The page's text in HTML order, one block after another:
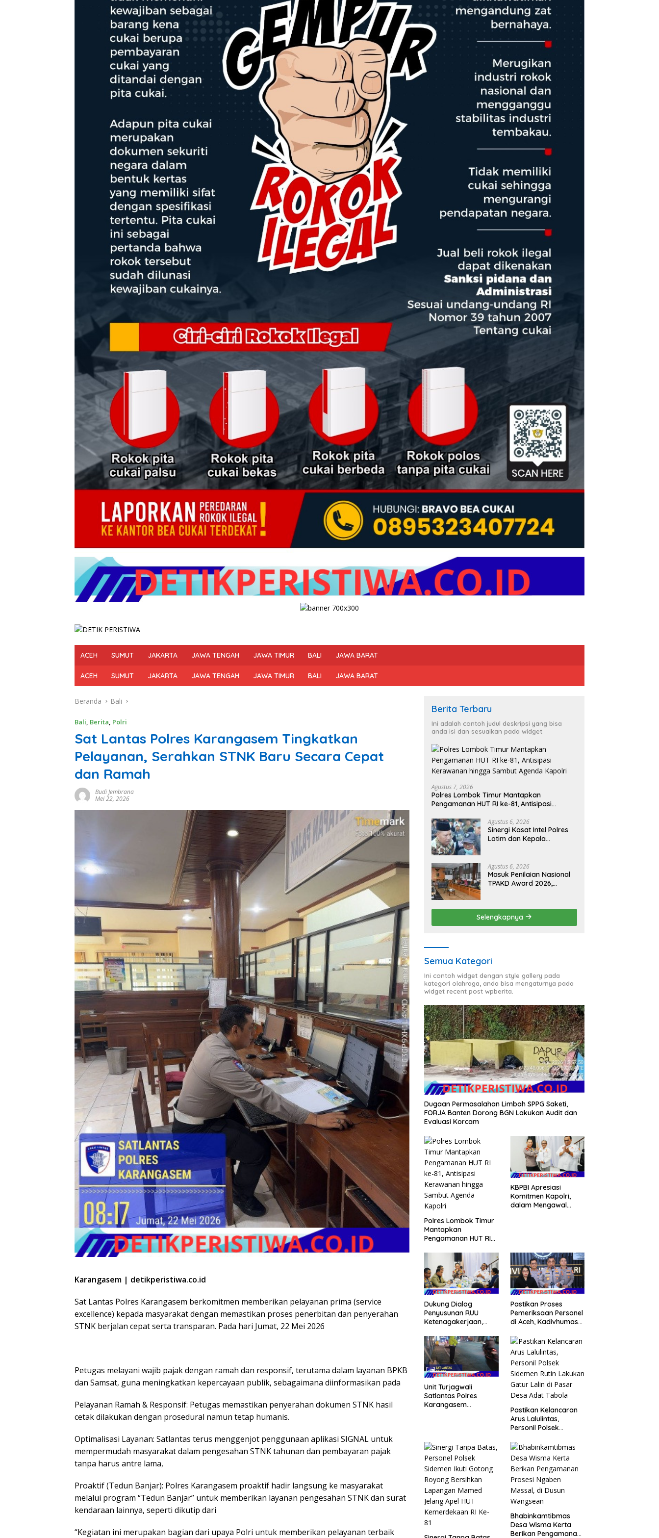
ACEH SUMUT JAKARTA JAWA TENGAH JAWA TIMUR BALI JAWA BARAT
ACEH SUMUT JAKARTA JAWA TENGAH JAWA TIMUR BALI JAWA BARAT
Beranda Bali
Bali, Berita, Polri
Sat Lantas Polres Karangasem Tingkatkan
Pelayanan, Serahkan STNK Baru Secara Cepat
dan Ramah
Budi Jembrana
Mei 22, 2026
Karangasem | detikperistiwa.co.id
Sat Lantas Polres Karangasem berkomitmen memberikan pelayanan prima (service
excellence) kepada masyarakat dengan memastikan proses penerbitan dan penyerahan
STNK berjalan cepat serta transparan. Pada hari Jumat, 22 Mei 2026
Petugas melayani wajib pajak dengan ramah dan responsif, terutama dalam layanan BPKB
dan Samsat, guna meningkatkan kepercayaan publik, sebagaimana diinformasikan pada
Pelayanan Ramah & Responsif: Petugas memastikan penyerahan dokumen STNK hasil
cetak dilakukan dengan prosedural namun tetap humanis.
Optimalisasi Layanan: Satlantas terus menggenjot penggunaan aplikasi SIGNAL untuk
mempermudah masyarakat dalam pengesahan STNK tahunan dan pembayaran pajak
tanpa harus antre lama,
Proaktif (Tedun Banjar): Polres Karangasem proaktif hadir langsung ke masyarakat
melalui program “Tedun Banjar” untuk memberikan layanan pengesahan STNK dan surat
kendaraan lainnya, seperti dikutip dari
“Kegiatan ini merupakan bagian dari upaya Polri untuk memberikan pelayanan terbaik
Berita Terbaru
Ini adalah contoh judul deskripsi yang bisa
anda isi dan sesuaikan pada widget
Agustus 7, 2026
Polres Lombok Timur Mantapkan
Pengamanan HUT RI ke-81, Antisipasi
Agustus 6, 2026
Sinergi Kasat Intel Polres
Lotim dan Kepala
Masyarakat
Agustus 6, 2026
Masuk Penilaian Nasional
TPAKD Award 2026,
untuk Dongkrak
Kesejahteraan Warga
Selengkapnya
Semua Kategori
Ini contoh widget dengan style gallery pada
kategori olahraga, anda bisa mengaturnya pada
widget recent post wpberita.
Dugaan Permasalahan Limbah SPPG Saketi,
FORJA Banten Dorong BGN Lakukan Audit dan
Evaluasi Korcam
Polres Lombok Timur
Mantapkan
Pengamanan HUT RI
Kerawanan hingga
Sambut Agenda
Kapolri
KBPBI Apresiasi
Komitmen Kapolri,
dalam Mengawal
Dukung Dialog
Penyusunan RUU
Ketenagakerjaan,
Jembatani Aspirasi
Buruh
Pastikan Proses
Pemeriksaan Personel
di Aceh, Kadivhumas
Edison Isir Tekankan
Dilaksanakan Secara
Profesional dan
Transparan
Unit Turjagwali
Satlantas Polres
Karangasem
Light Patrol
Pastikan Kelancaran
Arus Lalulintas,
Personil Polsek
Lakukan Gatur Lalin di
Pasar Desa Adat
Tabola
Bhabinkamtibmas
Desa Wisma Kerta
Berikan Pengamanan